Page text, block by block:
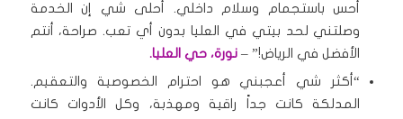
أحس باستجمام وسلام داخلي. أحلى شي إن الخدمة
وصلتني لحد بيتي في العليا بدون أي تعب. صراحة، أنتم
الأفضل في الرياض!” – نورة، حي العليا.
“أكثر شي أعجبني هو احترام الخصوصية والتعقيم.
المدلكة كانت جداً راقية ومهذبة، وكل الأدوات كانت